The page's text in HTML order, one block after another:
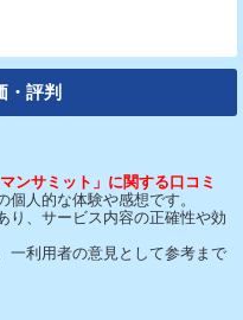
・評判
マンサミット」に関する口コミ
人的な体験や感想です。
り、サービス内容の正確性や効
一利用者の意見として参考まで